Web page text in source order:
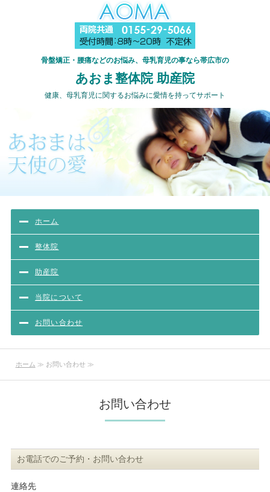
骨盤矯正・腰痛などのお悩み、母乳育児の事なら帯広市の
あおま整体院 助産院
健康、母乳育児に関するお悩みに愛情を持ってサポート
ホーム
整体院
助産院
当院について
お問い合わせ
ホーム ≫ お問い合わせ ≫
お問い合わせ
お電話でのご予約・お問い合わせ
連絡先